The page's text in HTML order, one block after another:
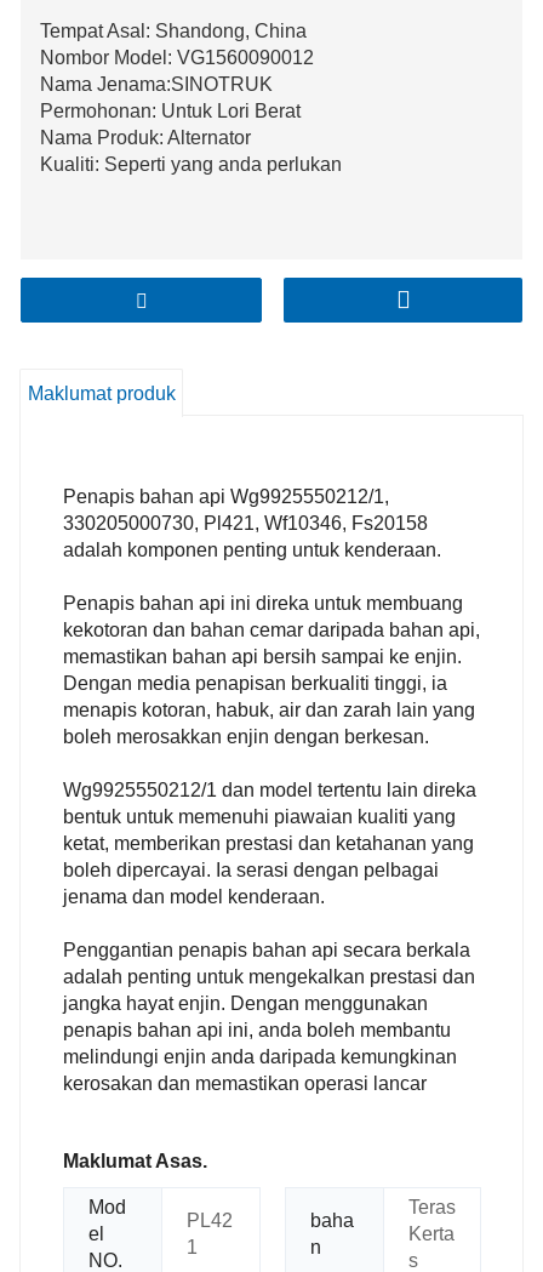
Tempat Asal: Shandong, China
Nombor Model: VG1560090012
Nama Jenama:SINOTRUK
Permohonan: Untuk Lori Berat
Nama Produk: Alternator
Kualiti: Seperti yang anda perlukan
Maklumat produk
Penapis bahan api Wg9925550212/1,
330205000730, Pl421, Wf10346, Fs20158
adalah komponen penting untuk kenderaan.
Penapis bahan api ini direka untuk membuang
kekotoran dan bahan cemar daripada bahan api,
memastikan bahan api bersih sampai ke enjin.
Dengan media penapisan berkualiti tinggi, ia
menapis kotoran, habuk, air dan zarah lain yang
boleh merosakkan enjin dengan berkesan.
Wg9925550212/1 dan model tertentu lain direka
bentuk untuk memenuhi piawaian kualiti yang
ketat, memberikan prestasi dan ketahanan yang
boleh dipercayai. Ia serasi dengan pelbagai
jenama dan model kenderaan.
Penggantian penapis bahan api secara berkala
adalah penting untuk mengekalkan prestasi dan
jangka hayat enjin. Dengan menggunakan
penapis bahan api ini, anda boleh membantu
melindungi enjin anda daripada kemungkinan
kerosakan dan memastikan operasi lancar
Maklumat Asas.
Mod
el
NO.
PL42
1
baha
n
Teras
Kerta
s